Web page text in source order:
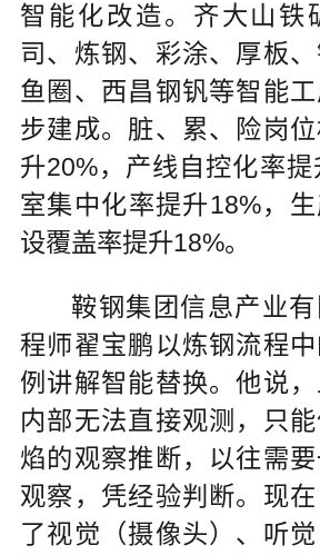
智能化改造。齐大山铁
司、炼钢、彩涂、厚板
鱼圈、西昌钢钒等智能
步建成。脏、累、险岗
升20%，产线自控化率
室集中化率提升18%，
设覆盖率提升18%。
鞍钢集团信息产业
程师翟宝鹏以炼钢流程
例讲解智能替换。他说
内部无法直接观测，只
焰的观察推断，以往需
观察，凭经验判断。现
了视觉（摄像头）、听